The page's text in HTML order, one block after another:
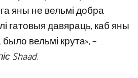
яны не вельмі добра
гатовыя давяраць, каб яны
вельмі крута», –
Shaad.